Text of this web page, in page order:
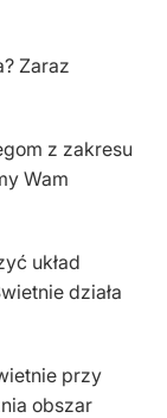
Zaraz
z zakresu
Wam
układ
działa
przy
obszar